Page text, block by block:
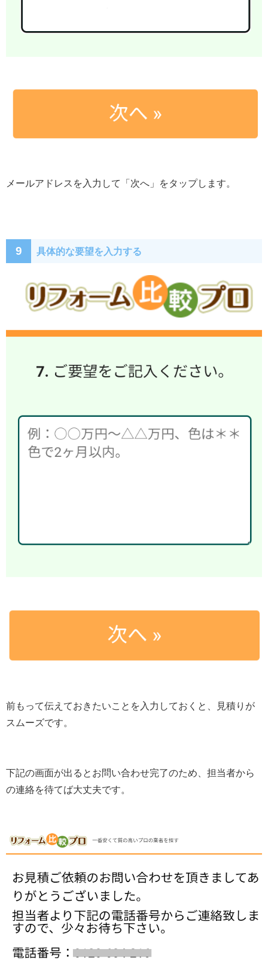
メールアドレスを入力して「次へ」をタップします。
9 具体的な要望を入力する
前もって伝えておきたいことを入力しておくと、見積りが
スムーズです。
下記の画面が出るとお問い合わせ完了のため、担当者から
の連絡を待てば大丈夫です。